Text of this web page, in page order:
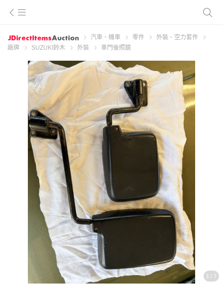
汽車、機車 零件
外裝、空力套件
廠牌
SUZUKI鈴木 外裝 車門後照鏡
1 / 7